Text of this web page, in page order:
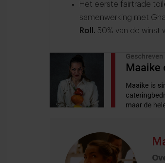
Het eerste fairtrade
samenwerking met
Roll. 50% van de winst